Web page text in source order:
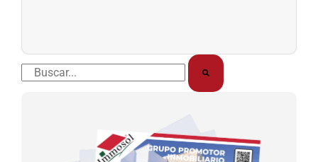
Buscar